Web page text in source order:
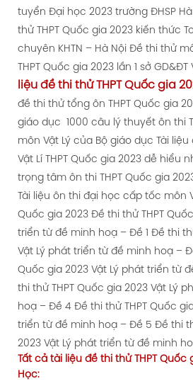
tuyển Đại học 2023 trường ĐHSP
thử THPT Quốc gia 2023 kiến thức
chuyên KHTN – Hà Nội Đề thi thử
THPT Quốc gia 2023 lần 1 sở GD&ĐT
liệu đề thi thửTHPT Quốc gia
đề thi thử tổng ôn THPT Quốc gia
giáo dục
1000 câu lý thuyết ôn thi
môn Vật Lý của Bộ giáo dục Tài
Vật Lí THPT Quốc gia 2023 dễ hiểu
trọng tâm ôn thi THPT Quốc gia
Tài liệu ôn thi đại học cấp tốc môn
Quốc gia 2023 Đề thi thử THPT
triển từ đề minh hoạ – Đề 1 Đề thi
Vật Lý phát triển từ đề minh hoạ –
Quốc gia 2023 Vật Lý phát triển từ
thi thử THPT Quốc gia 2023 Vật Lý
hoạ – Đề 4 Đề thi thử THPT Quốc
triển từ đề minh hoạ – Đề 5 Đề thi
2023 Vật Lý phát triển từ đề minh
Tất cả tài liệu đề thi thử THPT
Học: